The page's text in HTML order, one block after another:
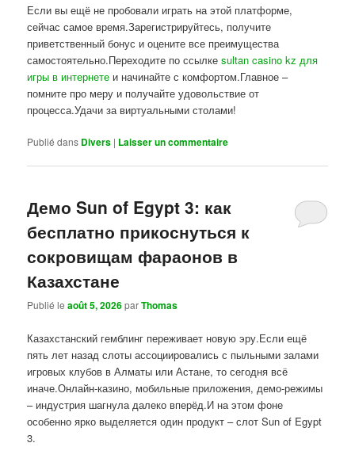
Если вы ещё не пробовали играть на этой платформе,
сейчас самое время.Зарегистрируйтесь, получите
приветственный бонус и оцените все преимущества
самостоятельно.Переходите по ссылкеsultan casino kz для
игры в интернете и начинайте с комфортом.Главное –
помните про меру и получайте удовольствие от
процесса.Удачи за виртуальными столами!
Publié dans Divers | Laisser un commentaire
Демо Sun of Egypt 3: как
бесплатно прикоснуться к
сокровищам фараонов в
Казахстане
Publié leaoût 5, 2026parThomas
Казахстанский гемблинг переживает новую эру.Если ещё
пять лет назад слоты ассоциировались с пыльными залами
игровых клубов в Алматы или Астане, то сегодня всё
иначе.Онлайн-казино, мобильные приложения, демо-режимы
– индустрия шагнула далеко вперёд.И на этом фоне
особенно ярко выделяется один продукт – слот Sun of Egypt
3.